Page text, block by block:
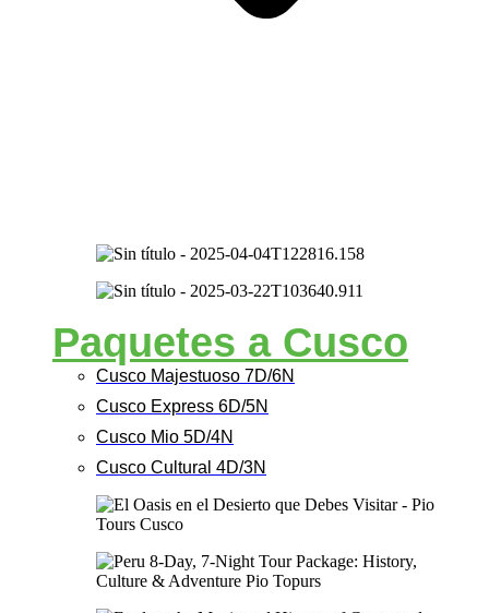
Paquetes a Cusco
Cusco Majestuoso 7D/6N
Cusco Express 6D/5N
Cusco Mio 5D/4N
Cusco Cultural 4D/3N